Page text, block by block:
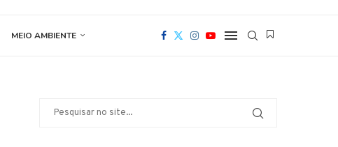
MEIO AMBIENTE